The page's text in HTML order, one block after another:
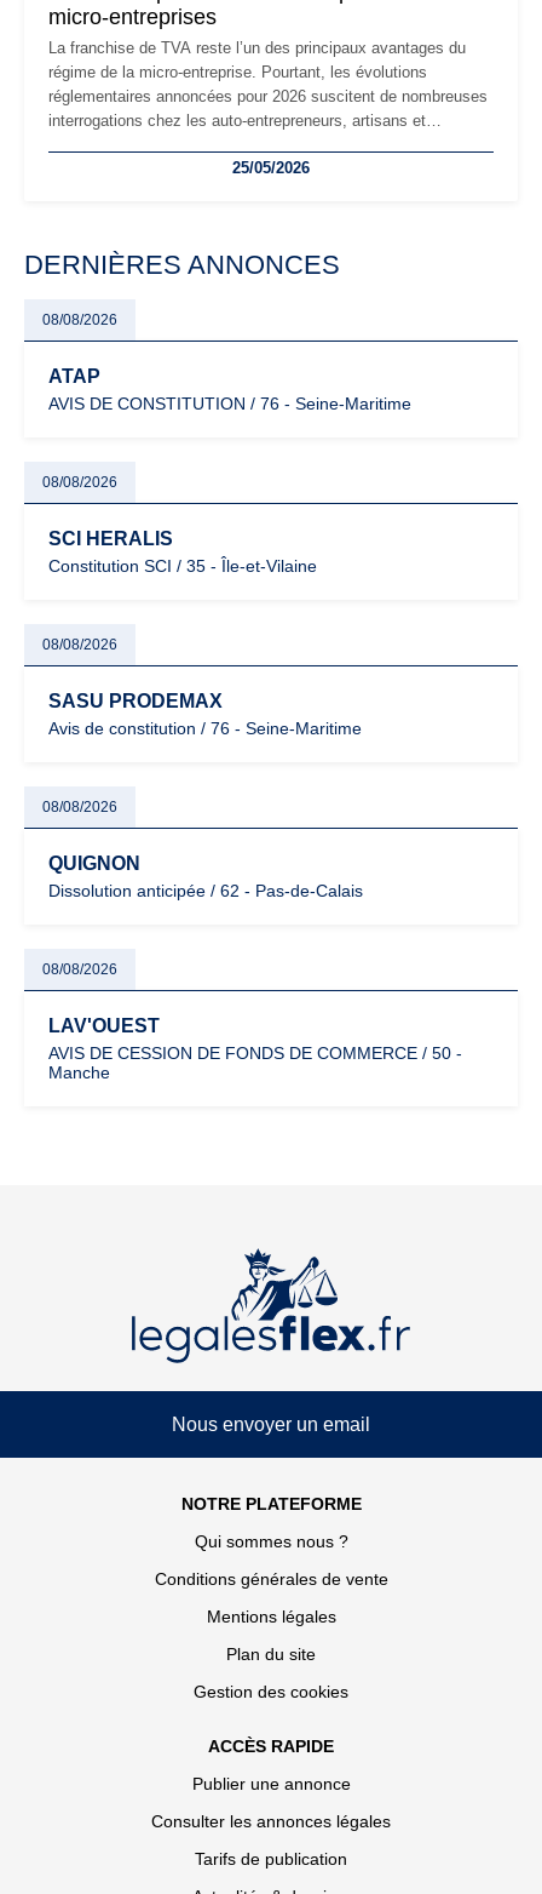
micro-entreprises
La franchise de TVA reste l’un des principaux avantages du
régime de la micro-entreprise. Pourtant, les évolutions
réglementaires annoncées pour 2026 suscitent de nombreuses
interrogations chez les auto-entrepreneurs, artisans et
facturation ou risque de bascule vers la TVA : les règles
25/05/2026
DERNIÈRES ANNONCES
08/08/2026
ATAP
AVIS DE CONSTITUTION / 76 - Seine-Maritime
08/08/2026
SCI HERALIS
Constitution SCI / 35 - Île-et-Vilaine
08/08/2026
SASU PRODEMAX
Avis de constitution / 76 - Seine-Maritime
08/08/2026
QUIGNON
Dissolution anticipée / 62 - Pas-de-Calais
08/08/2026
LAV'OUEST
AVIS DE CESSION DE FONDS DE COMMERCE / 50 -
Manche
Nous envoyer un email
NOTRE PLATEFORME
Qui sommes nous ?
Conditions générales de vente
Mentions légales
Plan du site
Gestion des cookies
ACCÈS RAPIDE
Publier une annonce
Consulter les annonces légales
Tarifs de publication